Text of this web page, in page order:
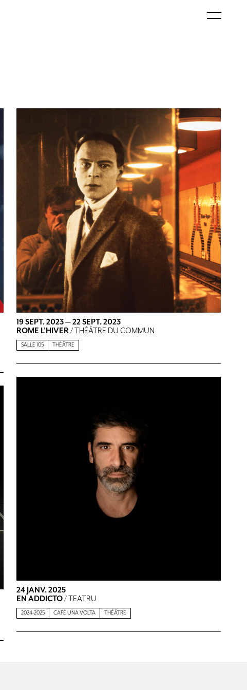
19 SEPT. 2023—22 SEPT. 2023
ROME L’HIVER/ THÉÂTRE DU COMMUN
SALLE 105 THÉÂTRE
24 JANV. 2025
EN ADDICTO/ TEATRU
2024-2025 CAFÉ UNA VOLTA THÉÂTRE